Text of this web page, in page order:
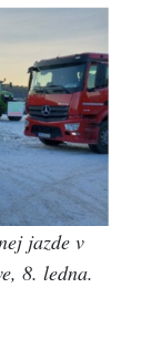
jazde v
8. ledna.